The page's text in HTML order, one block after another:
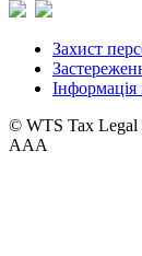
Захист
© WTS Tax
AAA